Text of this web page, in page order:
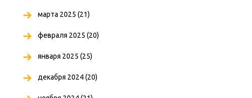
марта 2025 (21)
февраля 2025 (20)
января 2025 (25)
декабря 2024(20)